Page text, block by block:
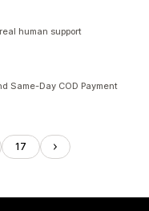
human support
Same-Day COD Payment
17